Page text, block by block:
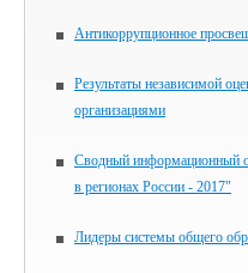
Антикоррупционное
Результаты независимой
организациями
Сводный информационный
в регионах России - 2017"
Лидеры системы общего